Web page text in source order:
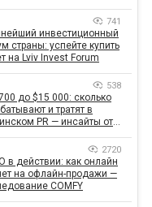
741
инвестиционный
страны: успейте купить
на Lviv Invest Forum
538
до $15 000: сколько
и тратят в
PR — инсайты от
2720
в действии: как онлайн
на офлайн-продажи —
COMFY